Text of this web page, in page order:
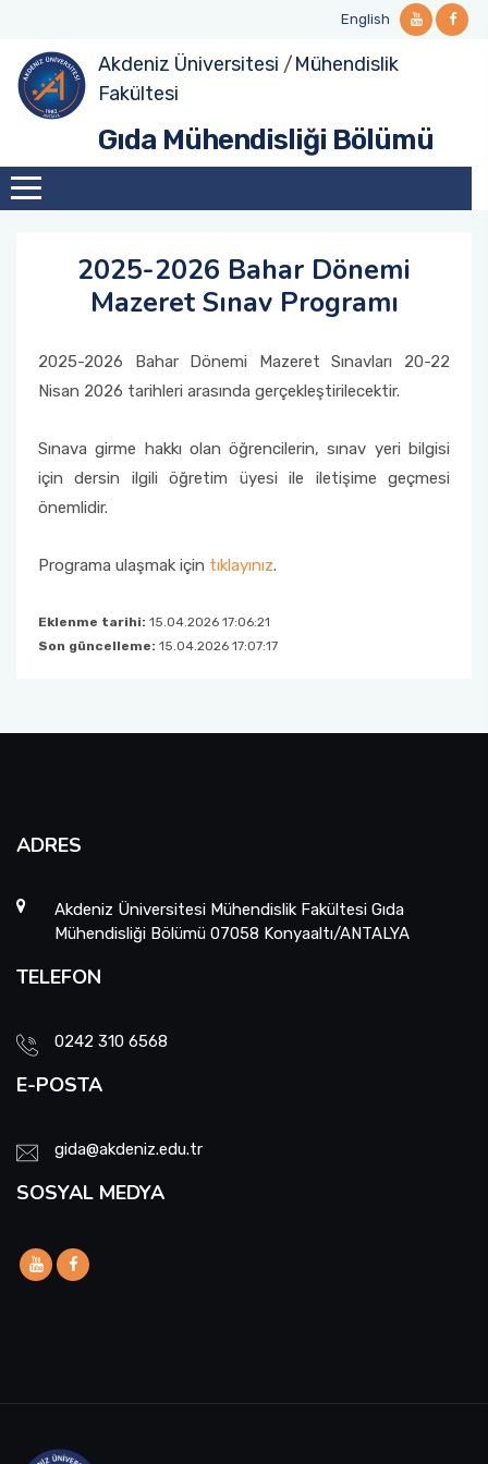
English
Akdeniz Üniversitesi /Mühendislik
Fakültesi
Gıda Mühendisliği Bölümü
2025-2026 Bahar Dönemi
Mazeret Sınav Programı
2025-2026 Bahar Dönemi Mazeret Sınavları 20-22
Nisan 2026 tarihleri arasında gerçekleştirilecektir.
Sınava girme hakkı olan öğrencilerin, sınav yeri bilgisi
için dersin ilgili öğretim üyesi ile iletişime geçmesi
önemlidir.
Programa ulaşmak için tıklayınız.
Eklenme tarihi: 15.04.2026 17:06:21
Son güncelleme: 15.04.2026 17:07:17
ADRES
Akdeniz Üniversitesi Mühendislik Fakültesi Gıda
Mühendisliği Bölümü 07058 Konyaaltı/ANTALYA
TELEFON
0242 310 6568
E-POSTA
gida@akdeniz.edu.tr
SOSYAL MEDYA
Tanıtım
Komisyonlar
Vizyonumuz
Lisans
Lisans Ders Görevlendirmeleri
Lisans Dersler Kataloğu
Lisans Ders İçerikleri
Öğrenci Akademik Danışmanlıklar
Birim İçi/Dışı Uygulama
Lisans Yandal Eğitimi
Öğrenci Değişim Programları
Yüksek Lisans Müfredat
Yüksek Lisans Ders Kataloğu
Doktora Müfredat
Doktora Ders Kataloğu
Bölüm Personeli
Bölüme Emeği Geçenler
Projeler
Laboratuvarlar